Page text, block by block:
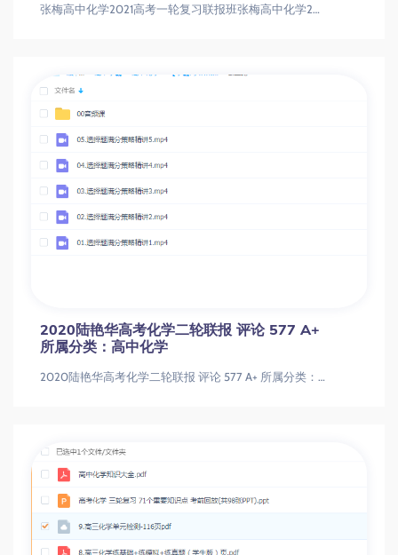
张梅高中化学2021高考一轮复习联报班张梅高中化学2021高考一轮复习联报班
2020陆艳华高考化学二轮联报 评论 577 A+
所属分类：高中化学
2020陆艳华高考化学二轮联报 评论 577 A+ 所属分类：高中化学2020陆艳华高考化学二轮联报 评论 577 A+ 所